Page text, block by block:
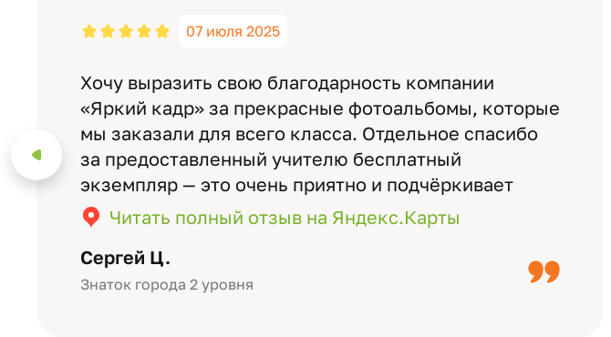
Сергей Ц.
Знаток города 2 уровня
07 июля 2025
Хочу выразить свою благодарность компании
«Яркий кадр» за прекрасные фотоальбомы, которые
мы заказали для всего класса. Отдельное спасибо
за предоставленный учителю бесплатный
экземпляр — это очень приятно и подчёркивает
значимость события. Качество альбомов на высшем
уровне: плотная бумага, красивый дизайн….
Читать полный отзыв на Яндекс.Карты